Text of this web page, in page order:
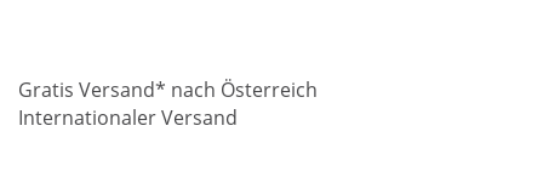
Gratis Versand* nach Österreich
Internationaler Versand